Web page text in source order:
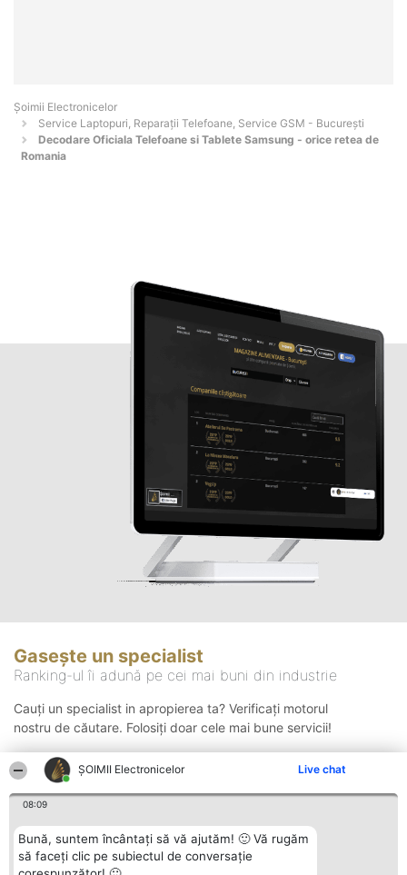
ȘOIMII Electronicelor Live chat
08:09
Bună, suntem încântați să vă ajutăm! 🙂 Vă rugăm
să faceți clic pe subiectul de conversație
Șoimii Electronicelor
Service Laptopuri, Reparații Telefoane, Service GSM - Bucureşti
Decodare Oficiala Telefoane si Tablete Samsung - orice retea de
Romania
Gasește un specialist
Ranking-ul îi adună pe cei mai buni din industrie
Cauți un specialist in apropierea ta? Verificați motorul
nostru de căutare. Folosiți doar cele mai bune servicii!